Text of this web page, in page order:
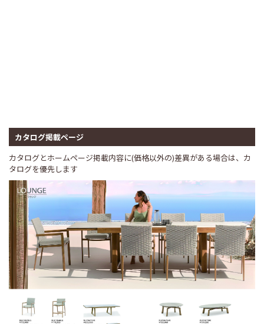
カタログ掲載ページ
カタログとホームページ掲載内容に(価格以外の)差異がある場合は、カ
タログを優先します